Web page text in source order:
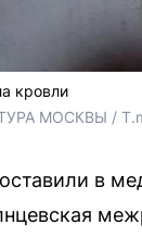
кровли
МОСКВЫ /
в